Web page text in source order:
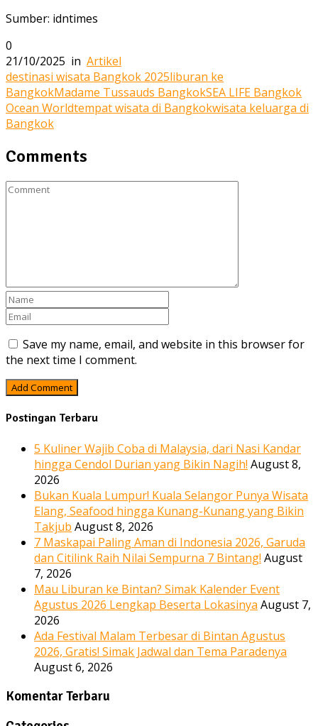
Sumber: idntimes
0
21/10/2025 in Artikel
destinasi wisata Bangkok 2025liburan ke
BangkokMadame Tussauds BangkokSEA LIFE Bangkok
Ocean Worldtempat wisata di Bangkokwisata keluarga di
Bangkok
Comments
Save my name, email, and website in this browser for
the next time I comment.
Postingan Terbaru
5 Kuliner Wajib Coba di Malaysia, dari Nasi Kandar
hingga Cendol Durian yang Bikin Nagih! August 8,
2026
Bukan Kuala Lumpur! Kuala Selangor Punya Wisata
Elang, Seafood hingga Kunang-Kunang yang Bikin
Takjub August 8, 2026
7 Maskapai Paling Aman di Indonesia 2026, Garuda
dan Citilink Raih Nilai Sempurna 7 Bintang! August
7, 2026
Mau Liburan ke Bintan? Simak Kalender Event
Agustus 2026 Lengkap Beserta Lokasinya August 7,
2026
Ada Festival Malam Terbesar di Bintan Agustus
2026, Gratis! Simak Jadwal dan Tema Paradenya
August 6, 2026
Komentar Terbaru